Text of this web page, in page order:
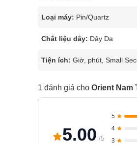
Loại máy: Pin/Quartz
Chất liệu dây: Dây Da
Tiện ích: Giờ, phút, Small
1 đánh giá cho Orient Nam
5.00 /5
5
4
3